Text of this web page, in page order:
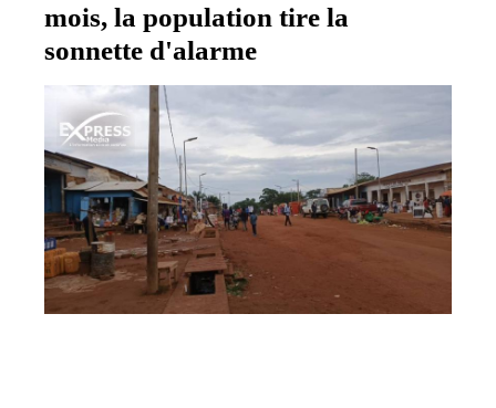
mois, la population tire la
sonnette d'alarme